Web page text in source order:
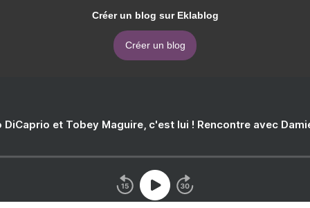
Créer un blog sur Eklablog
Créer un blog
DiCaprio et Tobey Maguire, c'est lui ! Rencontre avec